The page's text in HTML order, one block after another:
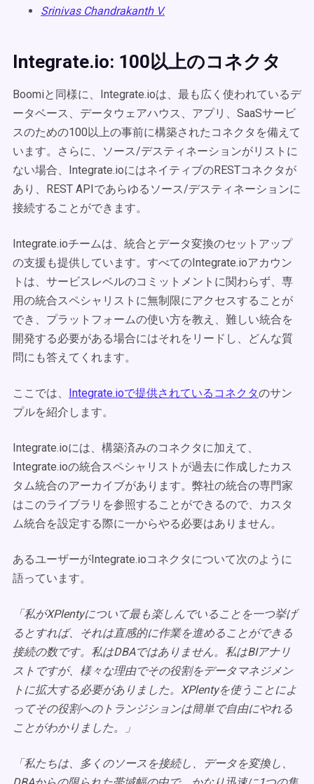
Srinivas Chandrakanth V.
Integrate.io: 100以上のコネクタ
Boomiと同様に、Integrate.ioは、最も広く使われているデ
ータベース、データウェアハウス、アプリ、SaaSサービ
スのための100以上の事前に構築されたコネクタを備えて
います。さらに、ソース/デスティネーションがリストに
ない場合、Integrate.ioにはネイティブのRESTコネクタが
あり、REST APIであらゆるソース/デスティネーションに
接続することができます。
Integrate.ioチームは、統合とデータ変換のセットアップ
の支援も提供しています。すべてのIntegrate.ioアカウン
トは、サービスレベルのコミットメントに関わらず、専
用の統合スペシャリストに無制限にアクセスすることが
でき、プラットフォームの使い方を教え、難しい統合を
開発する必要がある場合にはそれをリードし、どんな質
問にも答えてくれます。
ここでは、 Integrate.ioで提供されているコネクタのサン
プルを紹介します。
Integrate.ioには、構築済みのコネクタに加えて、
Integrate.ioの統合スペシャリストが過去に作成したカス
タム統合のアーカイブがあります。弊社の統合の専門家
はこのライブラリを参照することができるので、カスタ
ム統合を設定する際に一からやる必要はありません。
あるユーザーがIntegrate.ioコネクタについて次のように
語っています。
「私がXPlentyについて最も楽しんでいることを一つ挙げ
るとすれば、それは直感的に作業を進めることができる
接続の数です。私はDBAではありません。私はBIアナリ
ストですが、様々な理由でその役割をデータマネジメン
トに拡大する必要がありました。XPlentyを使うことによ
ってその役割へのトランジションは簡単で自由にやれる
ことがわかりました。」
「私たちは、多くのソースを接続し、データを変換し、